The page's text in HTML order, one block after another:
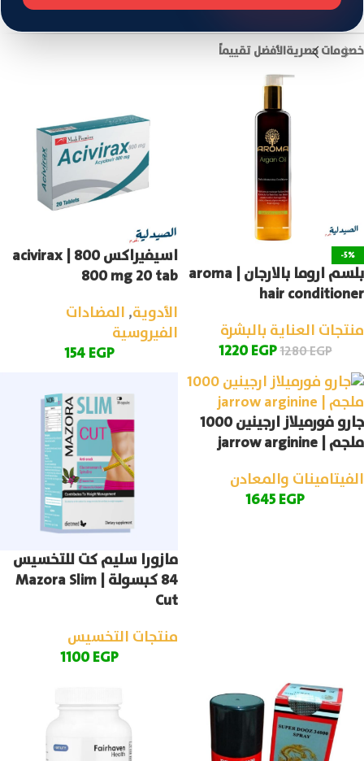
خصومات حصريةالأفضل تقييماً
-5%
بلسم اروما بالارجان | aroma
hair conditioner
منتجات العناية بالبشرة
1280EGP
1220EGP
اسيفيراكس 800 | acivirax
800 mg 20 tab
الأدوية, المضادات
الفيروسية
154EGP
جارو فورميلاز ارجينين 1000
ملجم | jarrow arginine
الفيتامينات والمعادن
1645EGP
مازورا سليم كت للتخسيس
84 كبسولة | Mazora Slim
Cut
منتجات التخسيس
1100EGP